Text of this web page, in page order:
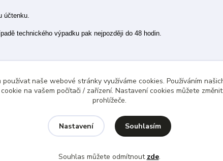
účtenku.
technického výpadku pak nejpozději do 48 hodin.
používat naše webové stránky využíváme cookies. Používáním
na vašem počítači / zařízení. Nastavení cookies můžete
prohlížeče.
Nastavení Souhlasím
Souhlas můžete odmítnout zde.